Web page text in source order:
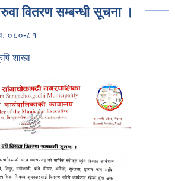
वितरण सम्बन्धी सूचना ।
०८०-८१
शाखा